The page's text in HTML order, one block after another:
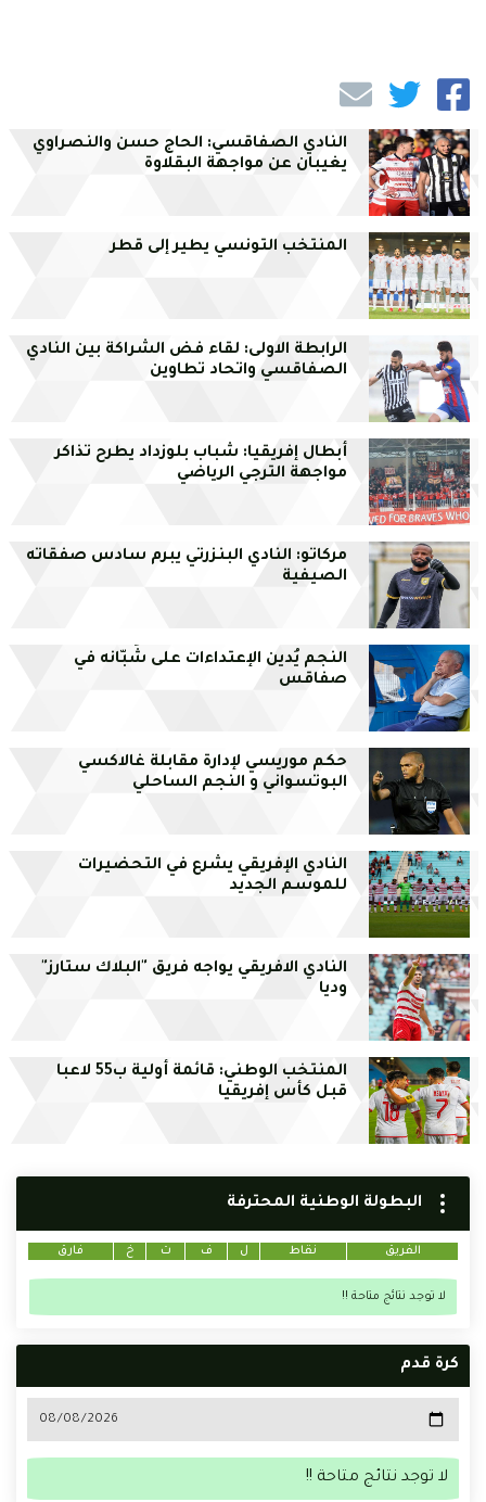
النادي الصفاقسي: الحاج حسن والنصراوي
يغيبان عن مواجهة البقلاوة
المنتخب التونسي يطير إلى قطر
الرابطة الاولى: لقاء فض الشراكة بين النادي
الصفاقسي واتحاد تطاوين
أبطال إفريقيا: شباب بلوزداد يطرح تذاكر
مواجهة الترجي الرياضي
مركاتو: النادي البنزرتي يبرم سادس صفقاته
الصيفية
النجم يُدين الإعتداءات على شُبّانه في
صفاقس
حكم موريسي لإدارة مقابلة غالاكسي
البوتسواني و النجم الساحلي
النادي الإفريقي يشرع في التحضيرات
للموسم الجديد
النادي الافريقي يواجه فريق "البلاك ستارز"
وديا
المنتخب الوطني: قائمة أولية ب55 لاعبا
قبل كأس إفريقيا
البطولة الوطنية المحترفة
ل ف ت فارق
توجد نتائج متاحة !!
قدم
توجد نتائج متاحة !!